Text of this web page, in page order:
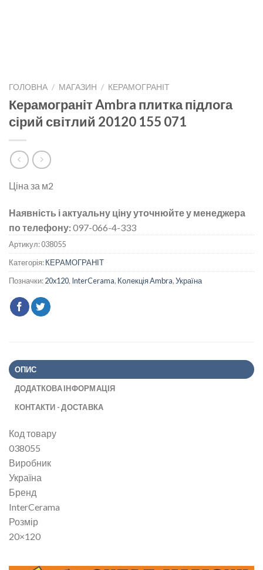
ГОЛОВНА / МАГАЗИН / КЕРАМОГРАНІТ
Керамограніт Ambra плитка підлога
сірий світлий 20120 155 071
Ціна за м2
Наявність і актуальну ціну уточнюйте у менеджера
по телефону:097-066-4-333
Артикул:038055
Категорія:КЕРАМОГРАНІТ
Позначки:20x120, InterCerama, Колекція Ambra,Україна
ОПИС
ДОДАТКОВА ІНФОРМАЦІЯ
КОНТАКТИ - ДОСТАВКА
Код товару
038055
Виробник
Україна
Бренд
InterCerama
Розмір
20×120